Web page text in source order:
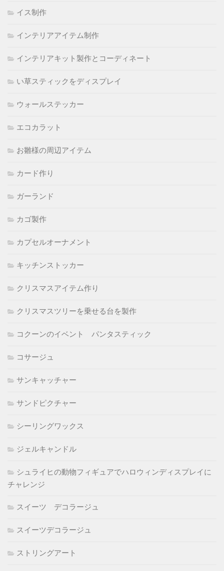
イス制作
インテリアアイテム制作
インテリアキット製作とコーディネート
い草スティックをディスプレイ
ウォールステッカー
エコカラット
お雛様の周辺アイテム
カード作り
ガーランド
カゴ製作
カプセルオーナメント
キッチンストッカー
クリスマスアイテム作り
クリスマスツリーを乗せる台を製作
コクーンのイベント パンタスティック
コサージュ
サンキャッチャー
サンドピクチャー
シーリングワックス
ジェルキャンドル
シュライヒの動物フィギュアでハロウィンディスプレイに
チャレンジ
スイーツ デコラージュ
スイーツデコラージュ
ストリングアート